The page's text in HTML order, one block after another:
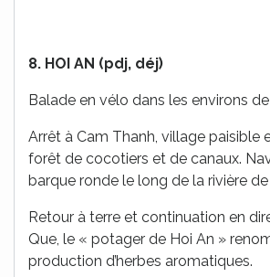
8. HOI AN (pdj, déj)
Balade en vélo dans les environs
Arrêt à Cam Thanh, village paisible
forêt de cocotiers et de canaux.
barque ronde le long de la rivière de
Retour à terre et continuation en
Que, le « potager de Hoi An »
production d’herbes aromatiques.